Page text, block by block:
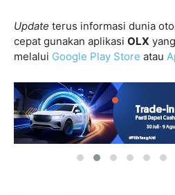
Update terus informasi dunia
cepat gunakan aplikasi OLX
melalui Google Play Store atau